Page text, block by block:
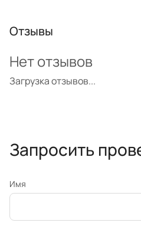
Отзывы
Загрузка отзывов...
Нет отзывов
Запросить
Имя